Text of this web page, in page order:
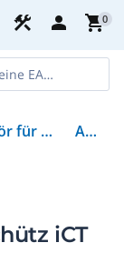
construction person shopping_cart0
Zubehör für Reiheneinbaugeräte A9C15915
iCT